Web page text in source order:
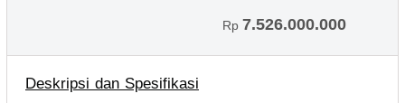
Rp 7.526.000.000
Deskripsi dan Spesifikasi